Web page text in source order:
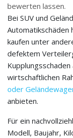
bewerten lassen.
Bei SUV und
Automatikschäden
kaufen unter
defektem
wirtschaftlichen
oder
anbieten.
Für ein
Modell, Baujahr,